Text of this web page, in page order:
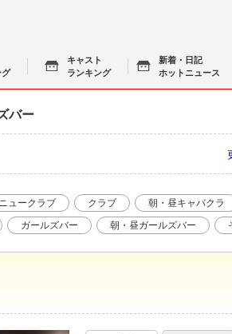
キャスト
ランキング
新着・日記
ホットニュース
バー
ュークラブ クラブ 朝・昼キャバクラ
ガールズバー 朝・昼ガールズバー